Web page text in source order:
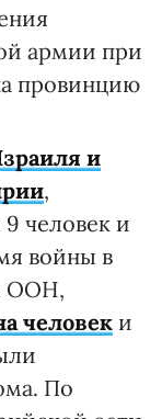
армии при
провинцию
и
,
человек и
войны в
ООН,
человек и
По